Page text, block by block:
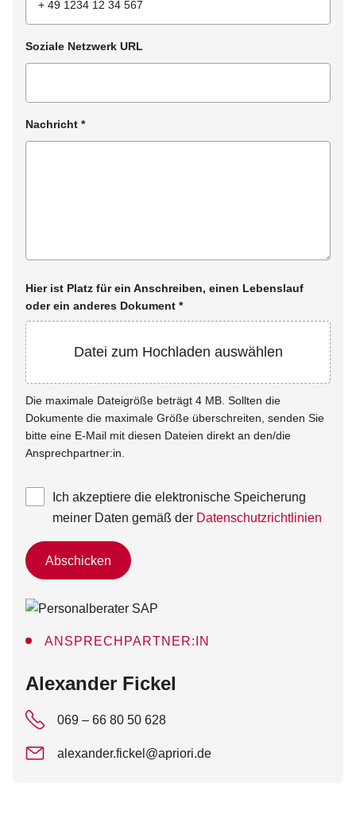
Soziale Netzwerk URL
Nachricht *
Hier ist Platz für ein Anschreiben, einen Lebenslauf
oder ein anderes Dokument *
Datei zum Hochladen auswählen
Die maximale Dateigröße beträgt 4 MB. Sollten die
Dokumente die maximale Größe überschreiten, senden Sie
bitte eine E-Mail mit diesen Dateien direkt an den/die
Ansprechpartner:in.
Ich akzeptiere die elektronische Speicherung
meiner Daten gemäß der Datenschutzrichtlinien
Abschicken
ANSPRECHPARTNER:IN
:
Alexander Fickel
069 – 66 80 50 628
alexander.fickel@apriori.de